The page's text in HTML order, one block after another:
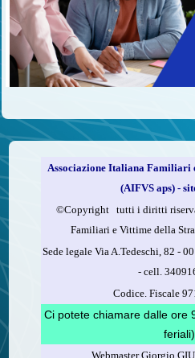
C'è un modo di contribuire alle
delle vittime della strada e per dare
loro familiari che non costa nulla:
Compila la scheda CUD o del
Firma nel riquadro indicato come
organizzazioni non lucrative di
Indica nel riquadro il codice
97184320584
Associazione Italiana Familiari
(AIFVS aps) -
©​Copyright tutti i diritti
Familiari e Vittime della
Sede legale Via A.Tedeschi, 82 -
-cell.
Codice. Fiscale
Ci potete chiamare dalle ore
feriali)
Webmaster Giorgio